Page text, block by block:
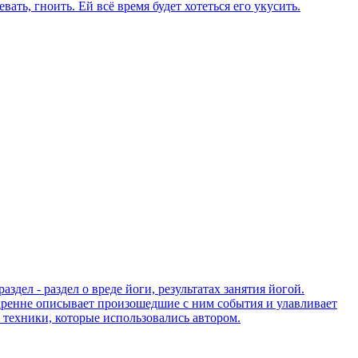
гноить. Ей всё время будет хотеться его укусить.
- раздел о вреде йоги, результатах занятия йогой.
описывает произошедшие с ним события и улавливает
которые использовались автором.